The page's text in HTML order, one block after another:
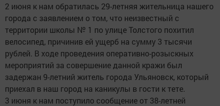
2 июня к нам обратилась 29-летняя жительница нашего
города с заявлением о том, что неизвестный с
территории школы № 1 по улице Толстого похитил
велосипед, причинив ей ущерб на сумму 3 тысячи
рублей. В ходе проведения оперативно-розыскных
мероприятий за совершение данной кражи был
задержан 9-летний житель города Ульяновск, который
приехал в наш город на каникулы в гости к тете.
3 июня к нам поступило сообщение от 38-летней